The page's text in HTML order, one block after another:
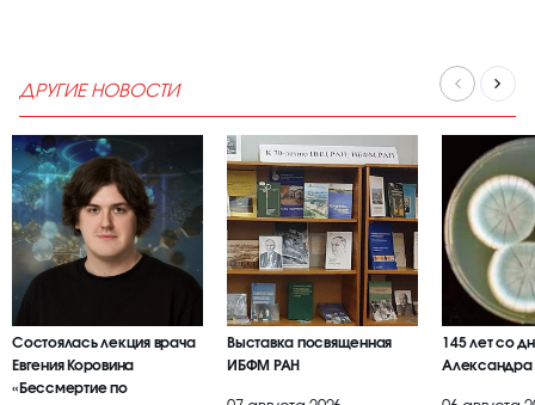
ДРУГИЕ НОВОСТИ
Состоялась лекция врача
Евгения Коровина
«Бессмертие по
Выставка посвященная
ИБФМ РАН
145 лет со
Александра